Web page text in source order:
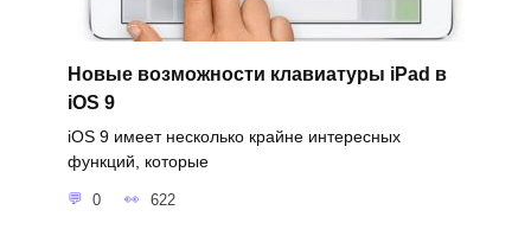
Новые возможности клавиатуры iPad в
iOS 9
iOS 9 имеет несколько крайне интересных
функций, которые
0 622